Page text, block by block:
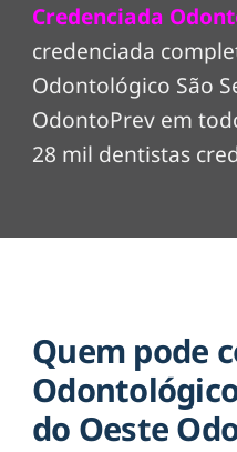
Credenciada
credenciada
Odontológico São
OdontoPrev em
28 mil dentistas
Quem pode
do Oeste